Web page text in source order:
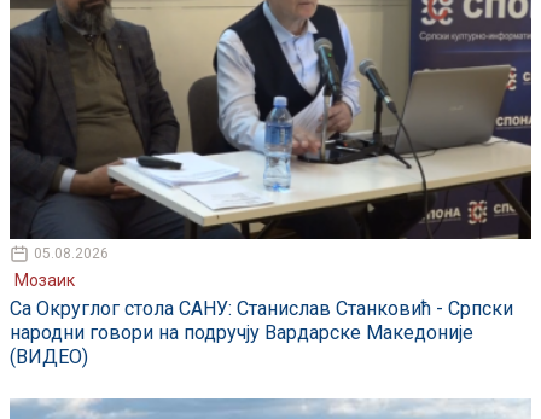
05.08.2026
Мозаик
Са Округлог стола САНУ: Станислав Станковић - Српски
народни говори на подручју Вардарске Македоније
(ВИДЕО)